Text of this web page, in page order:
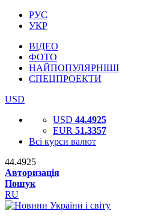
РУС
УКР
ВІДЕО
ФОТО
НАЙПОПУЛЯРНІШІ
СПЕЦПРОЕКТИ
USD
USD 44.4925
EUR 51.3357
Всі курси валют
44.4925
Авторизація
Пошук
RU